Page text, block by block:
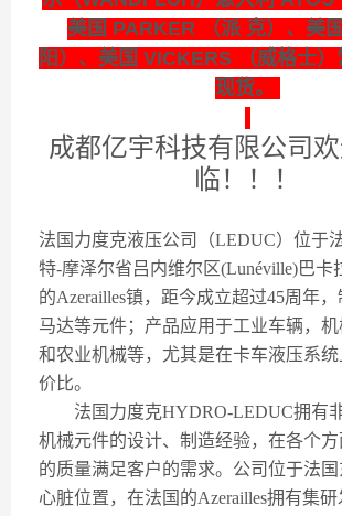
美国 PARKER （派 克）、美
阳）、美国 VICKERS （威格士
现货。
成都亿宇科技有限公司
临！！！
法国力度克液压公司（LEDUC）位于
特-摩泽尔省吕内维尔区(Lunéville)巴卡
的Azerailles镇，距今成立超过45周年，
马达等元件；产品应用于工业车辆，
和农业机械等，尤其是在卡车液压系
价比。
法国力度克HYDRO-LEDUC拥有
机械元件的设计、制造经验，在各个
的质量满足客户的需求。公司位于法
心脏位置，在法国的Azerailles拥有集